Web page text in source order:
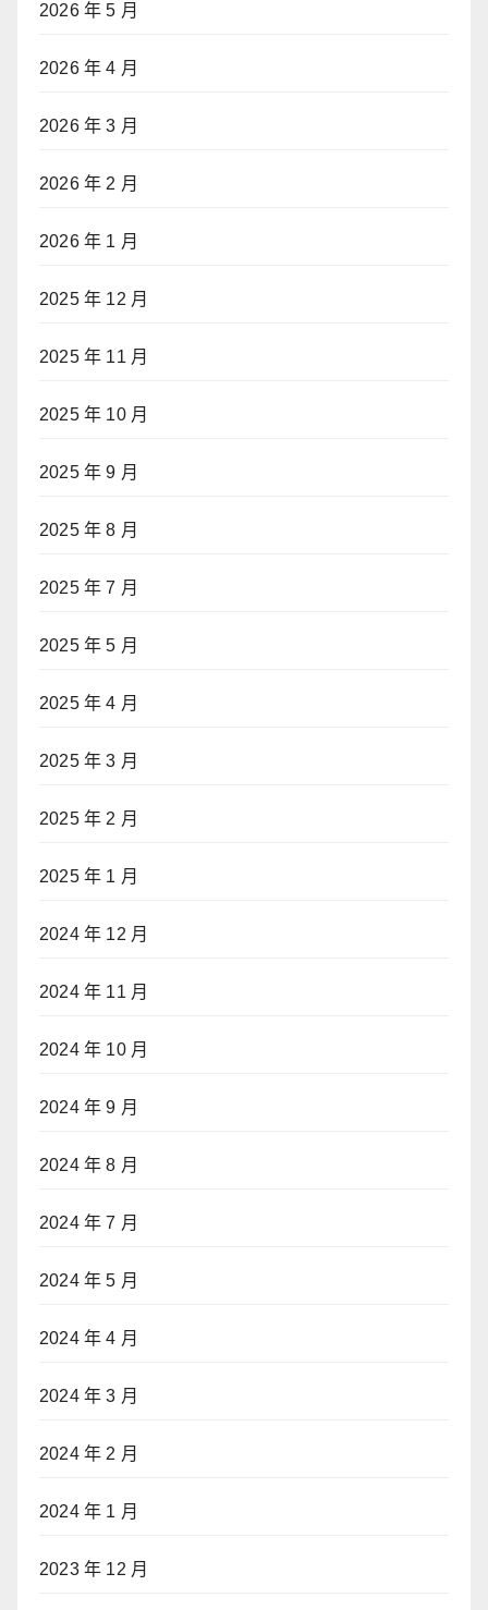
2026 年 5 月
2026 年 4 月
2026 年 3 月
2026 年 2 月
2026 年 1 月
2025 年 12 月
2025 年 11 月
2025 年 10 月
2025 年 9 月
2025 年 8 月
2025 年 7 月
2025 年 5 月
2025 年 4 月
2025 年 3 月
2025 年 2 月
2025 年 1 月
2024 年 12 月
2024 年 11 月
2024 年 10 月
2024 年 9 月
2024 年 8 月
2024 年 7 月
2024 年 5 月
2024 年 4 月
2024 年 3 月
2024 年 2 月
2024 年 1 月
2023 年 12 月